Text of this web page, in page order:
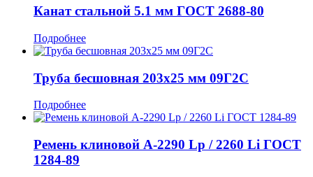
Канат стальной 5.1 мм ГОСТ 2688-80
Подробнее
Труба бесшовная 203x25 мм 09Г2С
Подробнее
Ремень клиновой А-2290 Lp / 2260 Li ГОСТ
1284-89